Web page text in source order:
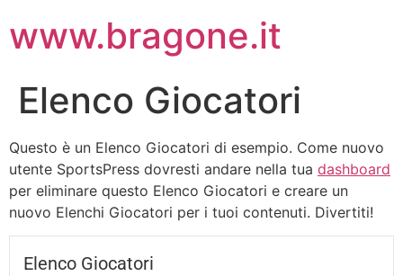
www.bragone.it
Elenco Giocatori
Questo è un Elenco Giocatori di esempio. Come nuovo
utente SportsPress dovresti andare nella tua dashboard
per eliminare questo Elenco Giocatori e creare un
nuovo Elenchi Giocatori per i tuoi contenuti. Divertiti!
Elenco Giocatori